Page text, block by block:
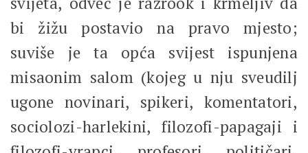
bi žižu postavio na pravo mjesto;
suviše je ta opća svijest ispunjena
misaonim salom (kojeg u nju sveudilj
ugone novinari, spikeri, komentatori,
sociolozi-harlekini, filozofi-papagaji i